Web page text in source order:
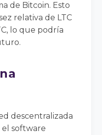
de Bitcoin. Esto
relativa de LTC
lo que podría
descentralizada
software